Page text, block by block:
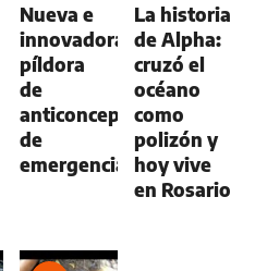
Nueva e
innovadora
píldora
de
anticoncepción
de
emergencia
La historia
de Alpha:
cruzó el
océano
como
polizón y
hoy vive
en Rosario